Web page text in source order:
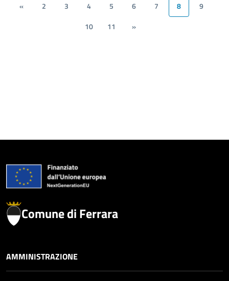
« 2 3 4 5 6 7 8
9
10
11 »
Comune di Ferrara
AMMINISTRAZIONE